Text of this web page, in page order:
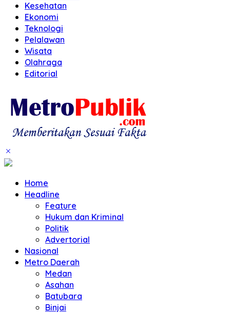
Kesehatan
Ekonomi
Teknologi
Pelalawan
Wisata
Olahraga
Editorial
Home
Headline
Feature
Hukum dan Kriminal
Politik
Advertorial
Nasional
Metro Daerah
Medan
Asahan
Batubara
Binjai